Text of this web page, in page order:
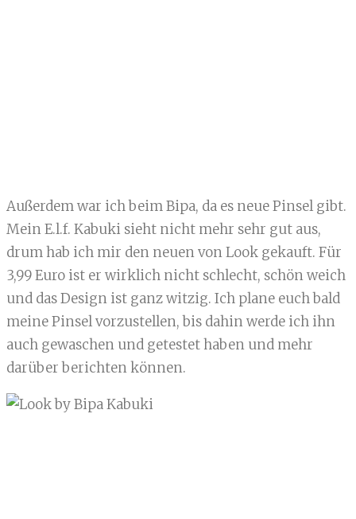
Außerdem war ich beim Bipa, da es neue Pinsel gibt.
Mein E.l.f. Kabuki sieht nicht mehr sehr gut aus,
drum hab ich mir den neuen von Look gekauft. Für
3,99 Euro ist er wirklich nicht schlecht, schön weich
und das Design ist ganz witzig. Ich plane euch bald
meine Pinsel vorzustellen, bis dahin werde ich ihn
auch gewaschen und getestet haben und mehr
darüber berichten können.